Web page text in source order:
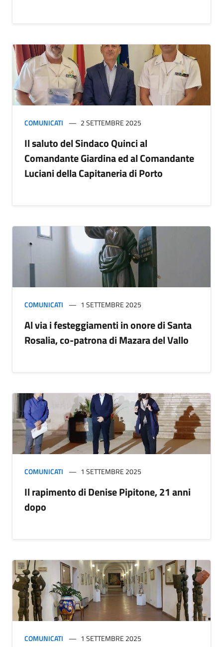
COMUNICATI 2 SETTEMBRE 2025
Il saluto del Sindaco Quinci al
Comandante Giardina ed al Comandante
Luciani della Capitaneria di Porto
COMUNICATI 1 SETTEMBRE 2025
Al via i festeggiamenti in onore di Santa
Rosalia, co-patrona di Mazara del Vallo
COMUNICATI 1 SETTEMBRE 2025
Il rapimento di Denise Pipitone, 21 anni
dopo
COMUNICATI 1 SETTEMBRE 2025